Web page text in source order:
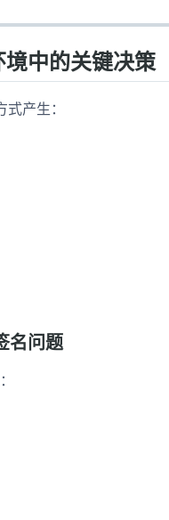
中的关键决策
产生：
名问题